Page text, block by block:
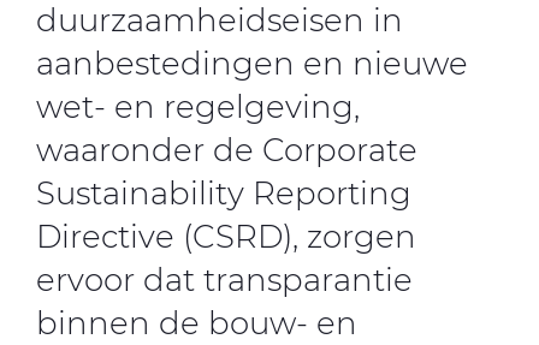
duurzaamheidseisen in
aanbestedingen en nieuwe
wet- en regelgeving,
waaronder de Corporate
Sustainability Reporting
Directive (CSRD), zorgen
ervoor dat transparantie
binnen de bouw- en